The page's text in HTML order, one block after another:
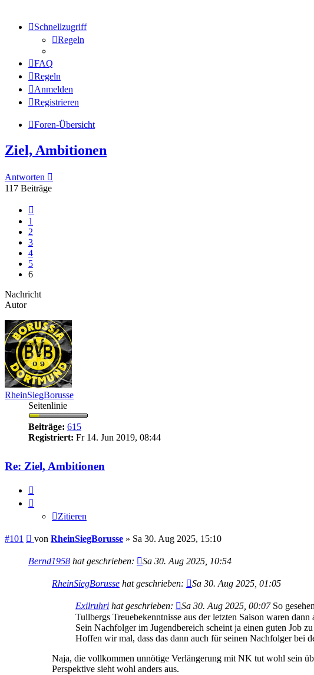
Schnellzugriff
Regeln
FAQ
Regeln
Anmelden
Registrieren
Foren-Übersicht
Ziel, Ambitionen
Antworten
117 Beiträge
1
2
3
4
5
6
Nachricht
Autor
RheinSiegBorusse
Seitenlinie
Beiträge: 615
Registriert: Fr 14. Jun 2019, 08:44
Re: Ziel, Ambitionen
Zitieren
#101 Beitrag
von RheinSiegBorusse » Sa 30. Aug 2025, 15:10
Bernd1958 hat geschrieben: Sa 30. Aug 2025, 10:54
RheinSiegBorusse hat geschrieben: Sa 30. Aug 2025, 01:05
Exilruhri hat geschrieben: Sa 30. Aug 2025, 00:07So
Tullbergs Treuebekenntnisse aus der letzten Saison waren
Sein Nachfolger im Jugendbereich scheint ja einen guten Job
Hoffen wir mal, dass das dann auch für seinen Nachfolger bei
Naja, die vollkommen unnötige Verlängerung mit NK tut wohl sein
Perspektive sieht wohl anders aus.